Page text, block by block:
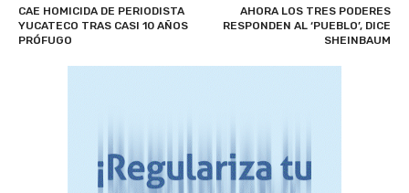
CAE HOMICIDA DE PERIODISTA
YUCATECO TRAS CASI 10 AÑOS
PRÓFUGO
AHORA LOS TRES PODERES
RESPONDEN AL ‘PUEBLO’, DICE
SHEINBAUM